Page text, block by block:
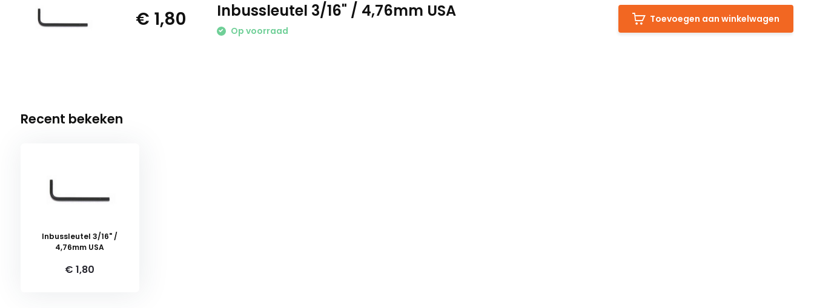
€ 1,80 Inbussleutel 3/16" / 4,76mm USA
Op voorraad
Toevoegen aan winkelwagen
Recent bekeken
Inbussleutel 3/16" /
4,76mm USA
€ 1,80